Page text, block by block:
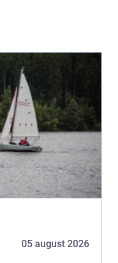
05 august 2026